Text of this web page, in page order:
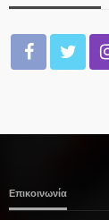
Επικοινωνία